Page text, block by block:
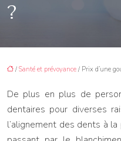
?
/ Santé et prévoyance / Prix d’une
De plus en plus de
dentaires pour diverses
l’alignement des dents à